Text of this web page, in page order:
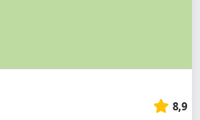
8,9